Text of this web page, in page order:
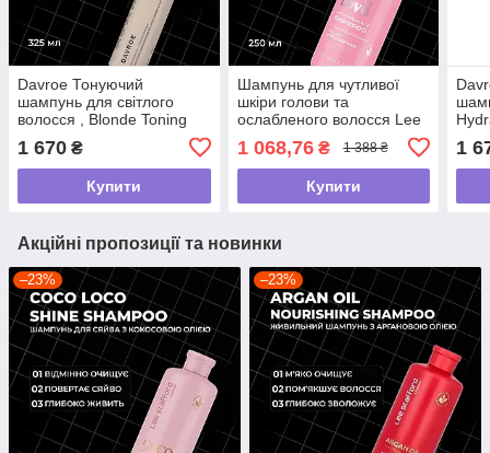
Davroe Тонуючий
шампунь для світлого
волосся , Blonde Toning
1 670 ₴
Купити
Шампунь для чутливої
шкіри голови та
ослабленого волосся Lee
Breakage Shampoo,250мл
1 068,76₴ 1 388 ₴
Купити
1
Акційні пропозиції та новинки
–23% –23%